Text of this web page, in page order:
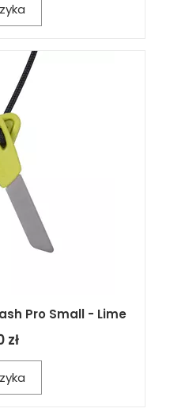
Pro Small - Lime
zł